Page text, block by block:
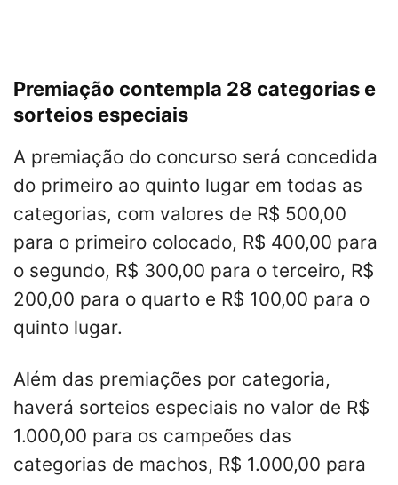
Premiação contempla 28 categorias e
sorteios especiais
A premiação do concurso será concedida
do primeiro ao quinto lugar em todas as
categorias, com valores de R$ 500,00
para o primeiro colocado, R$ 400,00 para
o segundo, R$ 300,00 para o terceiro, R$
200,00 para o quarto e R$ 100,00 para o
quinto lugar.
Além das premiações por categoria,
haverá sorteios especiais no valor de R$
1.000,00 para os campeões das
categorias de machos, R$ 1.000,00 para